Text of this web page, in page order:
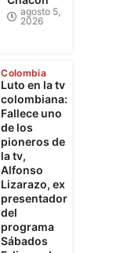
agosto 5,
2026
Colombia
Luto en la tv
colombiana:
Fallece uno
de los
pioneros de
la tv,
Alfonso
Lizarazo, ex
presentador
del
programa
Sábados